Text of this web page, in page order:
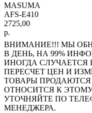
MASUMA
AFS-E410
2725,00
р.
ВНИМАНИЕ!!! МЫ
В ДЕНЬ, НА 99%
ИНОГДА СЛУЧАЕТСЯ
ПЕРЕСЧЕТ ЦЕН И
ТОВАРЫ
ОТНОСИТСЯ К
УТОЧНЯЙТЕ ПО
МЕНЕДЖЕРА.